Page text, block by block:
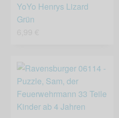
YoYo Henrys Lizard
Grün